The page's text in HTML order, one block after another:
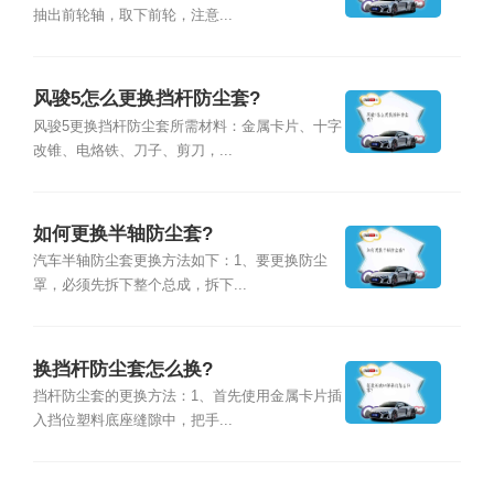
抽出前轮轴，取下前轮，注意...
风骏5怎么更换挡杆防尘套?
风骏5更换挡杆防尘套所需材料：金属卡片、十字
改锥、电烙铁、刀子、剪刀，...
如何更换半轴防尘套?
汽车半轴防尘套更换方法如下：1、要更换防尘
罩，必须先拆下整个总成，拆下...
换挡杆防尘套怎么换?
挡杆防尘套的更换方法：1、首先使用金属卡片插
入挡位塑料底座缝隙中，把手...